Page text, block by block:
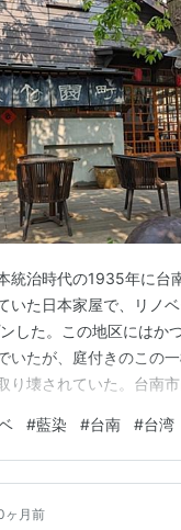
統治時代の1935年に台
いた日本家屋で、リノ
した。この地区にはか
いたが、庭付きのこの
り壊されていた。台南
小屋」にリノベーション
南市もかつて藍染産業
場所も藍染をコンセプ
ョップ、カフェ、藍染体
#藍染 #台南 #台湾
ヶ月前